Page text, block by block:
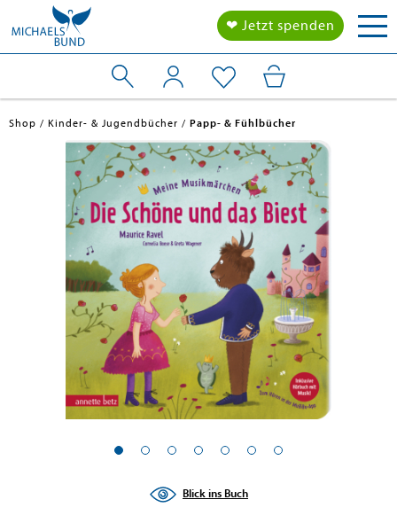
❤ Jetzt spenden
Shop Kinder- & Jugendbücher Papp- & Fühlbücher
Blick ins Buch